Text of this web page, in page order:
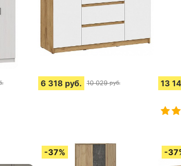
6 318 руб. 10 029 руб. 13